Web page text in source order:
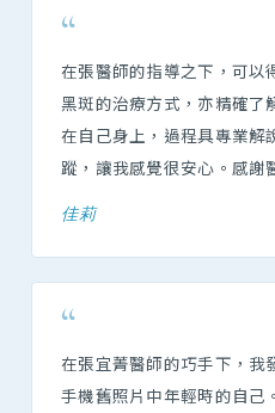
“
在張醫師的指導之下，可以
黑斑的治療方式，亦精確了
在自己身上，過程具專業解
蹤，讓我感覺很安心。感謝
佳莉
“
在張宜菁醫師的巧手下，我
手機舊照片中年輕時的自己